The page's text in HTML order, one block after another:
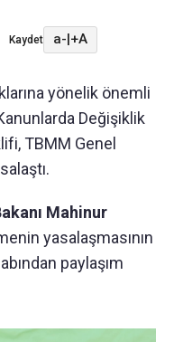
Kaydet a-|+A
yönelik önemli
Değişiklik
TBMM Genel
Mahinur
yasalaşmasının
paylaşım